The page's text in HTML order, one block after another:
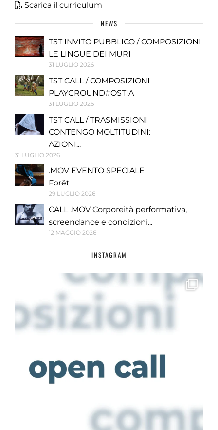
Scarica il curriculum
NEWS
TST INVITO PUBBLICO / COMPOSIZIONI
LE LINGUE DEI MURI
31 LUGLIO 2026
TST CALL / COMPOSIZIONI
PLAYGROUND#OSTIA
31 LUGLIO 2026
TST CALL / TRASMISSIONI
CONTENGO MOLTITUDINI:
AZIONI...
31 LUGLIO 2026
.MOV EVENTO SPECIALE
Forêt
29 LUGLIO 2026
CALL .MOV Corporeità performativa,
screendance e condizioni...
12 MAGGIO 2026
INSTAGRAM